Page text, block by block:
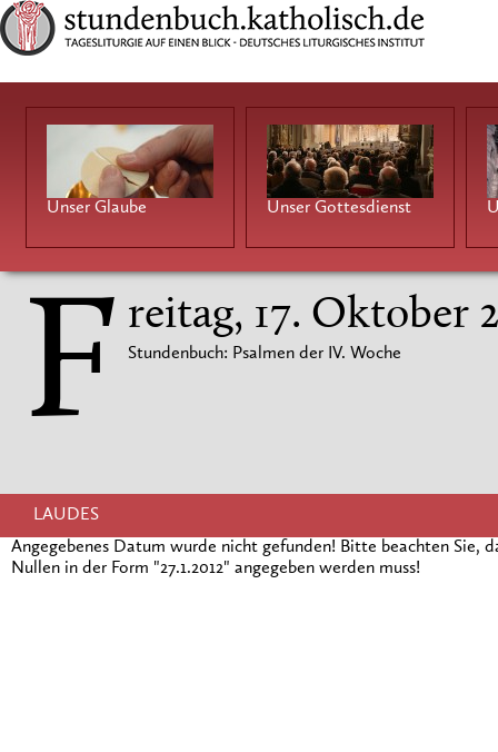
Unser Glaube Unser Gottesdienst
F reitag, 17. Oktober
Stundenbuch: Psalmen der IV. Woche
LAUDES
Angegebenes Datum wurde nicht gefunden! Bitte beachten Sie,
Nullen in der Form "27.1.2012" angegeben werden muss!